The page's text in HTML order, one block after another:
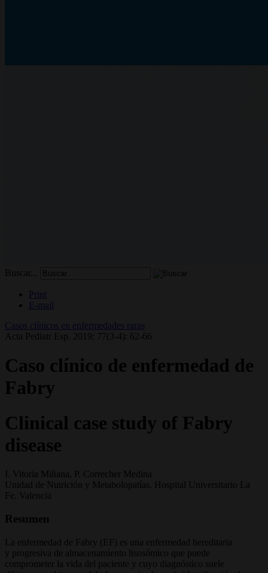
Buscar...
Print
E-mail
Casos clínicos en enfermedades raras
Acta Pediatr Esp. 2019; 77(3-4): 62-66
Caso clínico de enfermedad de
Fabry
Clinical case study of Fabry
disease
I. Vitoria Miñana, P. Correcher Medina
Unidad de Nutrición y Metabolopatías. Hospital Universitario La
Fe. Valencia
Resumen
La enfermedad de Fabry (EF) es una enfermedad hereditaria
y progresiva de almacenamiento lisosómico que puede
comprometer la vida del paciente y cuyo diagnóstico suele